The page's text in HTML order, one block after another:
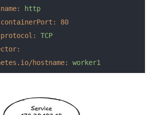
name:
http
containerPort:
80
protocol:
TCP
hostname:
worker1